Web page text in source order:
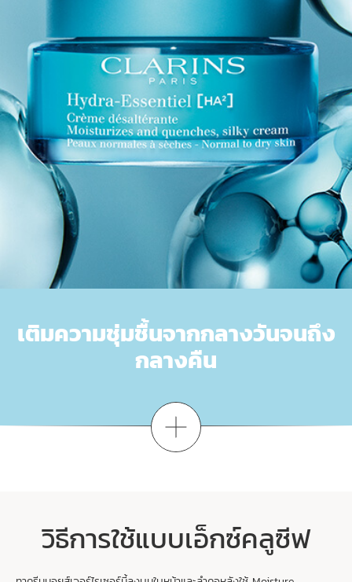
เติมความชุ่มชื้นจากกลางวันจนถึง
กลางคืน
เริ่มต้นกิจวัตรการดูแลผิวสำหรับตอนกลางวันและกลางคืน
1
ดูเพิ่มเติม
วิธีการใช้แบบเอ็กซ์คลูซีฟ